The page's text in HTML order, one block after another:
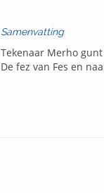
Samenvatting
Tekenaar Merho
De fez van Fes en